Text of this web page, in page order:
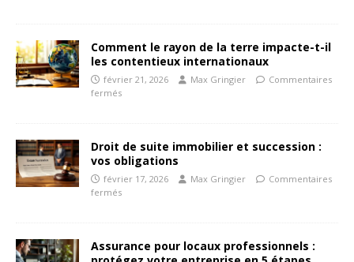
Comment le rayon de la terre impacte-t-il
les contentieux internationaux
février 21, 2026 Max Gringier
Commentaires
fermés
Droit de suite immobilier et succession :
vos obligations
février 17, 2026 Max Gringier
Commentaires
fermés
Assurance pour locaux professionnels :